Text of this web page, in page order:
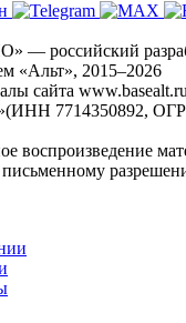
— российский
«Альт», 2015–2026
сайта
7714350892,
воспроизведение